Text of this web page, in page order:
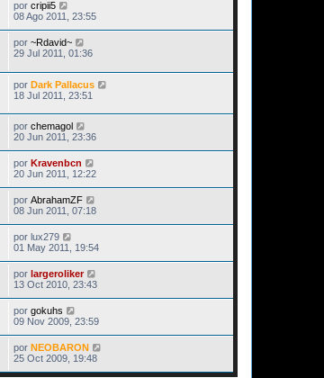
por cripii5
08 Ago 2011, 23:55
por ~Rdavid~
29 Jul 2011, 01:36
por Dark Pallacus
18 Jul 2011, 23:51
por chemagol
20 Jun 2011, 23:36
por Kravenbcn
20 Jun 2011, 12:22
por AbrahamZF
08 Jun 2011, 07:18
por lux279
01 May 2011, 19:54
por largeroliker
13 Oct 2010, 23:43
por gokuhs
09 Nov 2009, 23:59
por NEOBARON
25 Oct 2009, 19:48